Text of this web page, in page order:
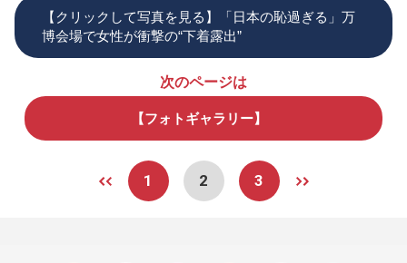
【クリックして写真を見る】「日本の恥過ぎる」万
博会場で女性が衝撃の“下着露出”
次のページは
【フォトギャラリー】
1 2 3